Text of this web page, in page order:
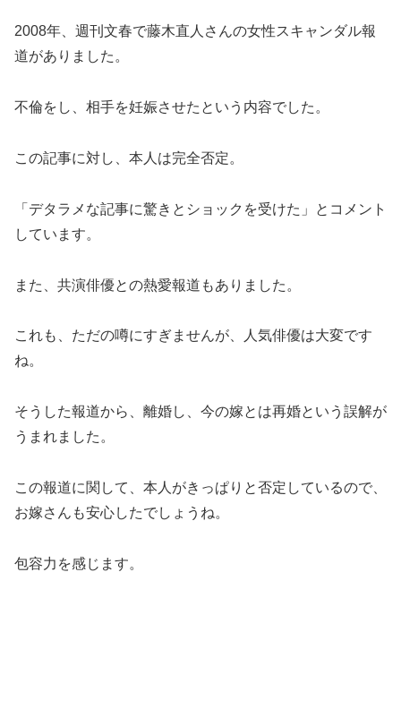
2008年、週刊文春で藤木直人さんの女性スキャンダル報
道がありました。
不倫をし、相手を妊娠させたという内容でした。
この記事に対し、本人は完全否定。
「デタラメな記事に驚きとショックを受けた」とコメント
しています。
また、共演俳優との熱愛報道もありました。
これも、ただの噂にすぎませんが、人気俳優は大変です
ね。
そうした報道から、離婚し、今の嫁とは再婚という誤解が
うまれました。
この報道に関して、本人がきっぱりと否定しているので、
お嫁さんも安心したでしょうね。
包容力を感じます。